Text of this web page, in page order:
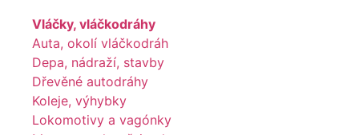
Vláčky, vláčkodráhy
Auta, okolí vláčkodráh
Depa, nádraží, stavby
Dřevěné autodráhy
Koleje, výhybky
Lokomotivy a vagónky